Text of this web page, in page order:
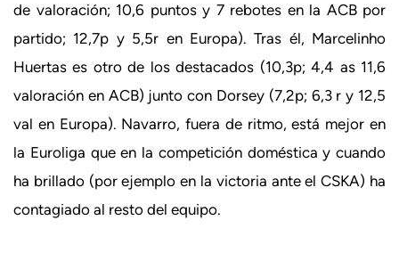
de valoración; 10,6 puntos y 7 rebotes en la ACB por
partido; 12,7p y 5,5r en Europa). Tras él, Marcelinho
Huertas es otro de los destacados (10,3p; 4,4 as 11,6
valoración en ACB) junto con Dorsey (7,2p; 6,3 r y 12,5
val en Europa). Navarro, fuera de ritmo, está mejor en
la Euroliga que en la competición doméstica y cuando
ha brillado (por ejemplo en la victoria ante el CSKA) ha
contagiado al resto del equipo.